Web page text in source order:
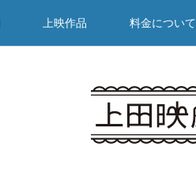
上映作品 料金について